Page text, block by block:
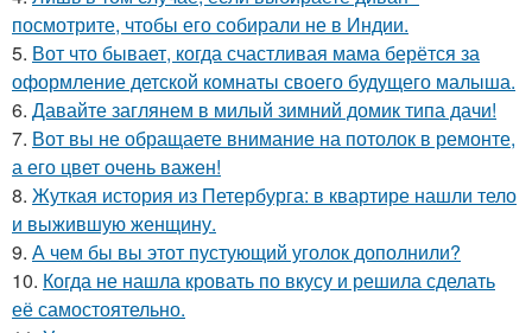
посмотрите, чтобы его собирали не в Индии.
5. Вот что бывает, когда счастливая мама берётся за
оформление детской комнаты своего будущего малыша.
6. Давайте заглянем в милый зимний домик типа дачи!
7. Вот вы не обращаете внимание на потолок в ремонте,
а его цвет очень важен!
8. Жуткая история из Петербурга: в квартире нашли тело
и выжившую женщину.
9. А чем бы вы этот пустующий уголок дополнили?
10. Когда не нашла кровать по вкусу и решила сделать
её самостоятельно.